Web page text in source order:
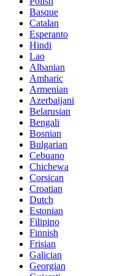
Basque
Catalan
Esperanto
Hindi
Lao
Albanian
Amharic
Armenian
Azerbaijani
Belarusian
Bengali
Bosnian
Bulgarian
Cebuano
Chichewa
Corsican
Croatian
Dutch
Estonian
Filipino
Finnish
Frisian
Galician
Georgian